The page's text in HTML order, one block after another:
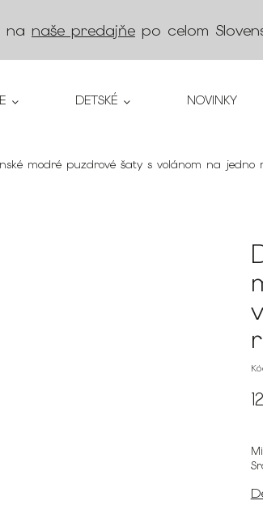
na naše predajňe po celom
DETSKÉ NOVINKY
modré puzdrové šaty s volánom na jedno